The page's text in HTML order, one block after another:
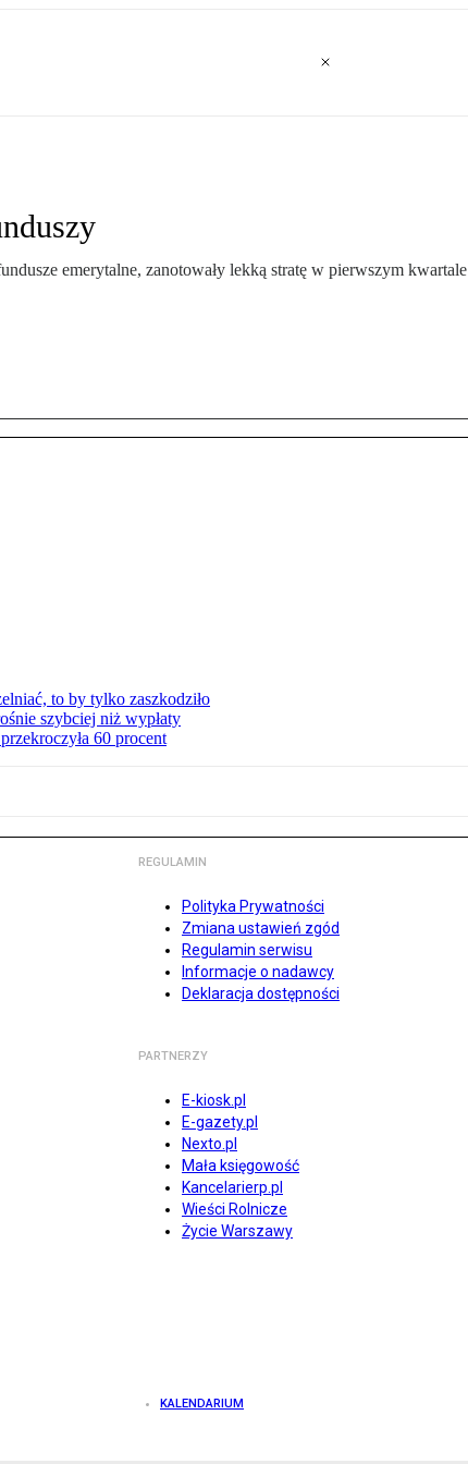
emerytalne, zanotowały lekką stratę w pierwszym kwartale
to by tylko zaszkodziło
szybciej niż wypłaty
60 procent
REGULAMIN
Polityka Prywatności
Zmiana ustawień zgód
Regulamin serwisu
Informacje o nadawcy
Deklaracja dostępności
PARTNERZY
E-kiosk.pl
E-gazety.pl
Nexto.pl
Mała księgowość
Kancelarierp.pl
Wieści Rolnicze
Życie Warszawy
KALENDARIUM